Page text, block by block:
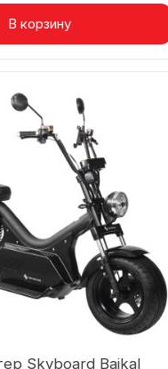
В корзину
Skyboard Baikal